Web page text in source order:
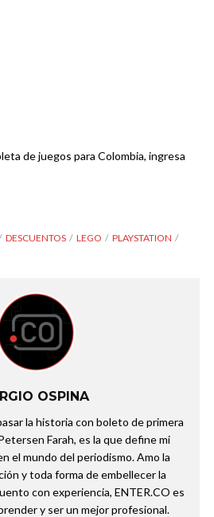
de juegos para Colombia, ingresa
DESCUENTOS LEGO
PLAYSTATION
OSPINA
la historia con boleto de primera
Farah, es la que define mi
el mundo del periodismo. Amo la
y toda forma de embellecer la
con experiencia, ENTER.CO es
y ser un mejor profesional.